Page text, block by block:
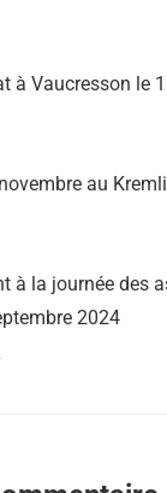
à Vaucresson le
au
à la journée des
2024